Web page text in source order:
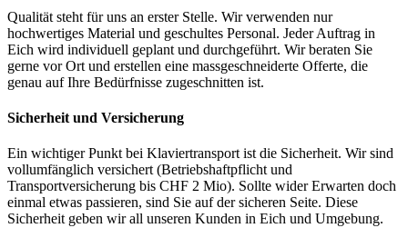
Qualität steht für uns an erster Stelle. Wir verwenden nur
hochwertiges Material und geschultes Personal. Jeder Auftrag in
Eich wird individuell geplant und durchgeführt. Wir beraten Sie
gerne vor Ort und erstellen eine massgeschneiderte Offerte, die
genau auf Ihre Bedürfnisse zugeschnitten ist.
Sicherheit und Versicherung
Ein wichtiger Punkt bei Klaviertransport ist die Sicherheit. Wir sind
vollumfänglich versichert (Betriebshaftpflicht und
Transportversicherung bis CHF 2 Mio). Sollte wider Erwarten doch
einmal etwas passieren, sind Sie auf der sicheren Seite. Diese
Sicherheit geben wir all unseren Kunden in Eich und Umgebung.